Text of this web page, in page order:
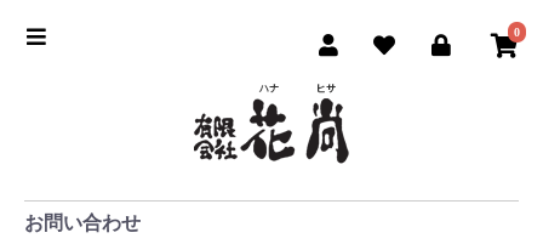
0
お問い合わせ